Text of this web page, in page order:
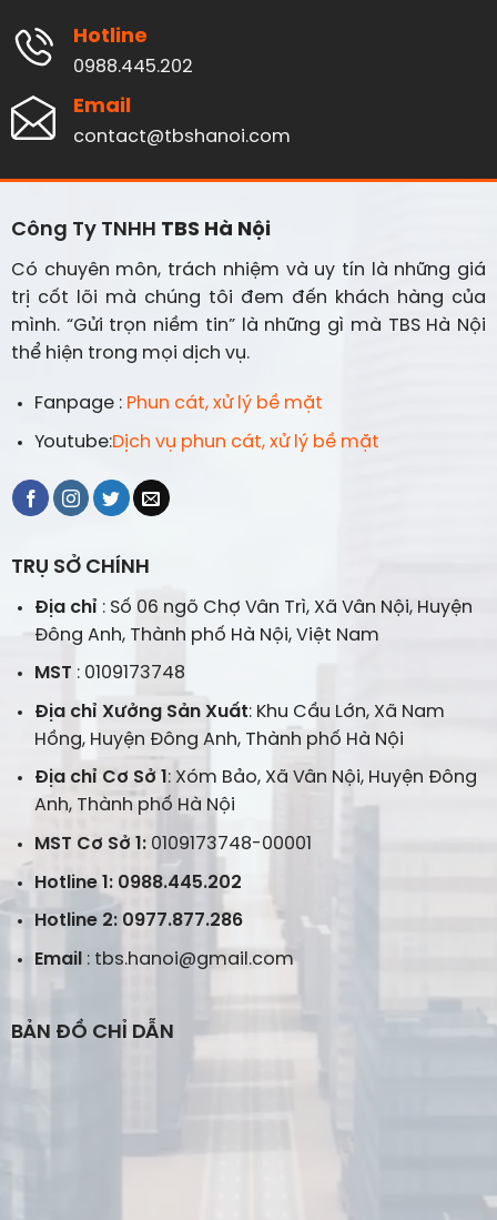
Hotline
0988.445.202
Email
contact@tbshanoi.com
Công Ty TNHH TBS Hà Nội
Có chuyên môn, trách nhiệm và uy tín là những giá
trị cốt lõi mà chúng tôi đem đến khách hàng của
mình. “Gửi trọn niềm tin” là những gì mà TBS Hà Nội
thể hiện trong mọi dịch vụ.
Fanpage : Phun cát, xử lý bề mặt
Youtube:Dịch vụ phun cát, xử lý bề mặt
TRỤ SỞ CHÍNH
Địa chỉ : Số 06 ngõ Chợ Vân Trì, Xã Vân Nội, Huyện
Đông Anh, Thành phố Hà Nội, Việt Nam
MST : 0109173748
Địa chỉ Xưởng Sản Xuất: Khu Cầu Lớn, Xã Nam
Hồng, Huyện Đông Anh, Thành phố Hà Nội
Địa chỉ Cơ Sở 1: Xóm Bảo, Xã Vân Nội, Huyện Đông
Anh, Thành phố Hà Nội
MST Cơ Sở 1: 0109173748-00001
Hotline 1: 0988.445.202
Hotline 2: 0977.877.286
Email : tbs.hanoi@gmail.com
BẢN ĐỒ CHỈ DẪN